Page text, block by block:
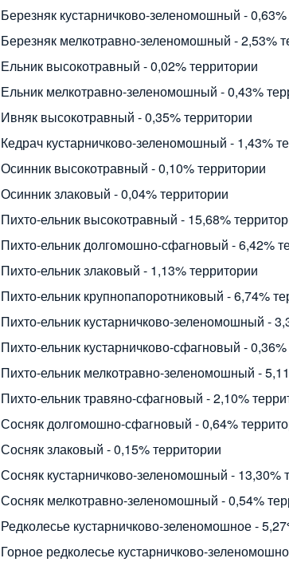
Березняк кустарничково-зеленомошный -
Березняк мелкотравно-зеленомошный - 2,53%
Ельник высокотравный - 0,02% территории
Ельник мелкотравно-зеленомошный - 0,43%
Ивняк высокотравный - 0,35% территории
Кедрач кустарничково-зеленомошный - 1,43%
Осинник высокотравный - 0,10% территории
Осинник злаковый - 0,04% территории
Пихто-ельник высокотравный - 15,68%
Пихто-ельник долгомошно-сфагновый - 6,42%
Пихто-ельник злаковый - 1,13% территории
Пихто-ельник крупнопапоротниковый - 6,74%
Пихто-ельник кустарничково-зеленомошный -
Пихто-ельник кустарничково-сфагновый -
Пихто-ельник мелкотравно-зеленомошный -
Пихто-ельник травяно-сфагновый - 2,10%
Сосняк долгомошно-сфагновый - 0,64%
Сосняк злаковый - 0,15% территории
Сосняк кустарничково-зеленомошный - 13,30%
Сосняк мелкотравно-зеленомошный - 0,54%
Редколесье кустарничково-зеленомошное -
Горное редколесье кустарничково-